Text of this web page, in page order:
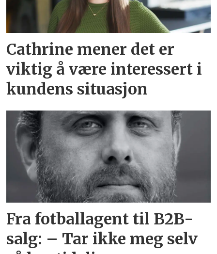
Cathrine mener det er
viktig å være interessert i
kundens situasjon
Fra fotballagent til B2B-
salg: – Tar ikke meg selv